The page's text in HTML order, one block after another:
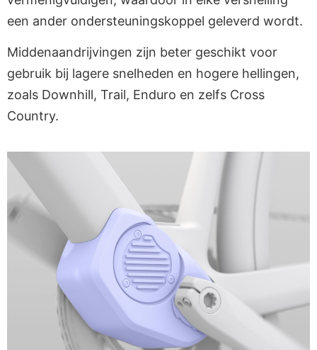
een ander ondersteuningskoppel geleverd wordt.
Middenaandrijvingen zijn beter geschikt voor
gebruik bij lagere snelheden en hogere hellingen,
zoals Downhill, Trail, Enduro en zelfs Cross
Country.